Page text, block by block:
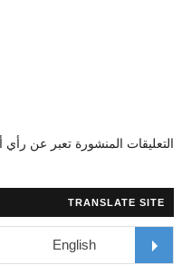
التعليقات المنشورة تعبر عن
TRANSLATE SITE